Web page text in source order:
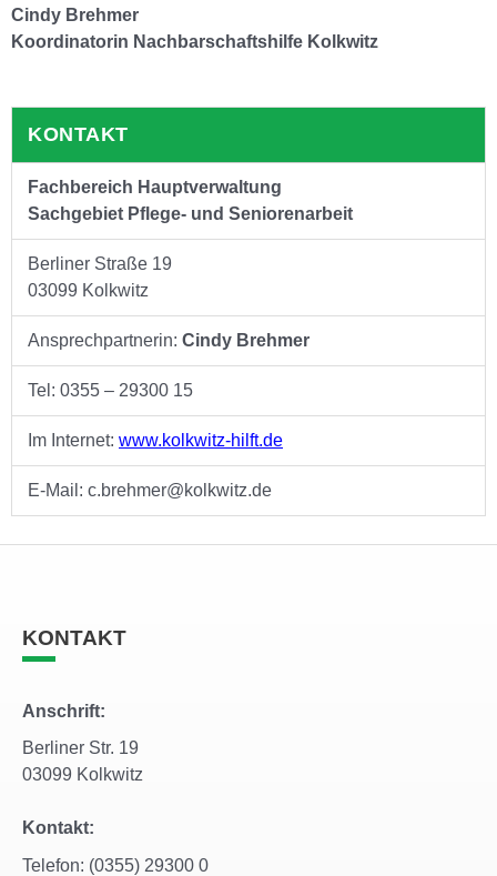
Cindy Brehmer
Koordinatorin Nachbarschaftshilfe Kolkwitz
KONTAKT
Fachbereich Hauptverwaltung
Sachgebiet Pflege- und Seniorenarbeit
Berliner Straße 19
03099 Kolkwitz
Ansprechpartnerin: Cindy Brehmer
Tel: 0355 – 29300 15
Im Internet: www.kolkwitz-hilft.de
E-Mail: c.brehmer@kolkwitz.de
KONTAKT
Anschrift:
Berliner Str. 19
03099 Kolkwitz
Kontakt:
Telefon: (0355) 29300 0